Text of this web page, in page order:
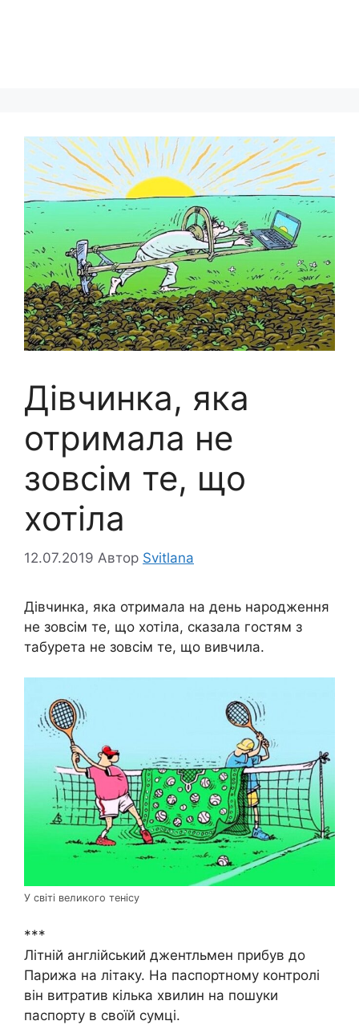
Дівчинка, яка
отримала не
зовсім те, що
хотіла
12.07.2019 Автор Svitlana
Дівчинка, яка отримала на день народження
не зовсім те, що хотіла, сказала гостям з
табурета не зовсім те, що вивчила.
У світі великого тенісу
***
Літній англійський джентльмен прибув до
Парижа на літаку. На паспортному контролі
він витратив кілька хвилин на пошуки
паспорту в своїй сумці.